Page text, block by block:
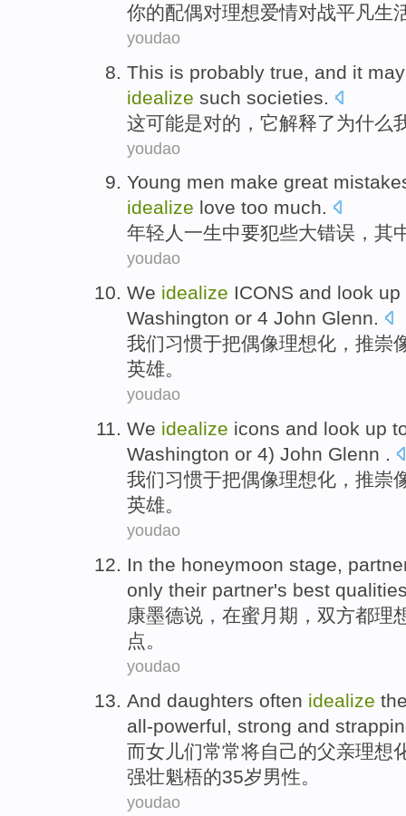
你的配偶对理想爱情对战平凡生
youdao
This is probably true , and it
idealize such societies
这可能是对的， 它解释了为什么
youdao
Young men make great
idealize love too much.
年轻人 一生中要犯些大错误 ， 其
youdao
We idealize ICONS and look
Washington or 4 John Glenn.
我们习惯于把偶像理想化 ，推崇
英雄。
youdao
We idealize icons and look up
Washington or 4) John Glenn .
我们习惯于把偶像理想化 ，推崇
英雄。
youdao
In the honeymoon stage,
only their partner's best
康墨德说 ， 在蜜月 期 ， 双方都理
点。
youdao
And daughters often idealize
all-powerful strong and
而女儿们常常将自己的父亲理想
强壮魁梧的35岁男性 。
youdao